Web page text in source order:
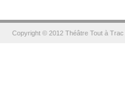
Copyright © 2012 Théâtre Tout à